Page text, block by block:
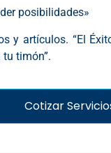
posibilidades»
y artículos. “El
tu timón”.
Cotizar